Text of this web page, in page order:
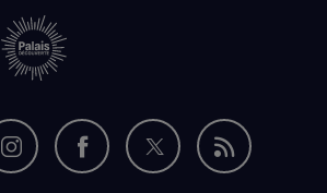
Nous
Nous
Nous
Flux